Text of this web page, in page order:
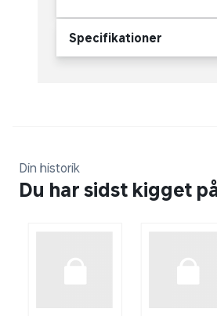
Specifikationer
Din historik
Du har sidst kigget